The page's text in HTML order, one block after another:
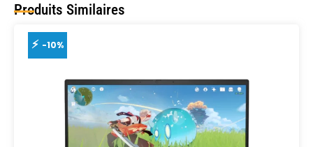
Produits Similaires
-10%